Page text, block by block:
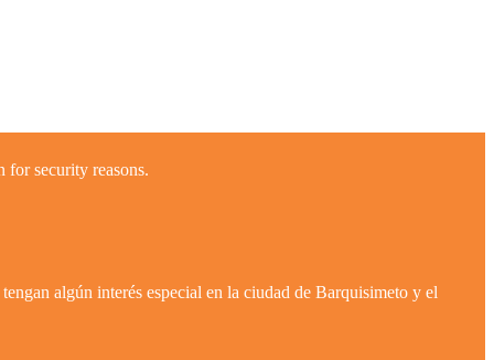
for security reasons.
algún interés especial en la ciudad de Barquisimeto y el